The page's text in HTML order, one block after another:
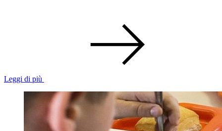
Leggi di più